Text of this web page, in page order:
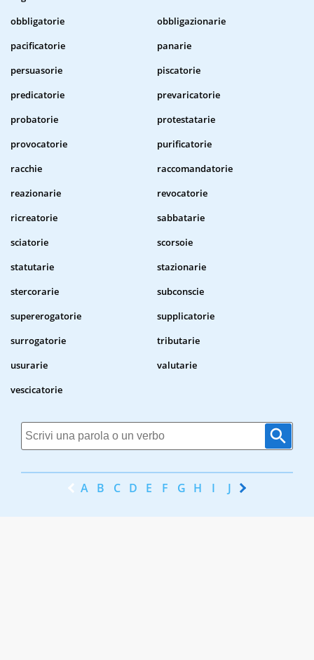
obbligatorie
obbligazionarie
pacificatorie
panarie
persuasorie
piscatorie
predicatorie
prevaricatorie
probatorie
protestatarie
provocatorie
purificatorie
racchie
raccomandatorie
reazionarie
revocatorie
ricreatorie
sabbatarie
sciatorie
scorsoie
statutarie
stazionarie
stercorarie
subconscie
supererogatorie
supplicatorie
surrogatorie
tributarie
usurarie
valutarie
vescicatorie
A B C D E F G H I J K